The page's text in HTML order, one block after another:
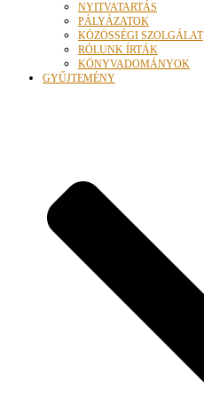
NYITVATARTÁS
PÁLYÁZATOK
KÖZÖSSÉGI SZOLGÁLAT
RÓLUNK ÍRTÁK
KÖNYVADOMÁNYOK
GYŰJTEMÉNY